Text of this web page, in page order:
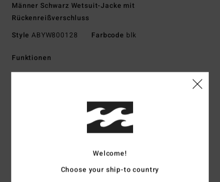
Männer Schwarz Wetsuit-Jacke mit
Rückenreißverschluss
Style ABYW800128 Farbcode blk
Funktionen
recycelten Fasern, kombiniert mit Superlight-Schaumstoff
für ein leichtes und hervorragendes
Wärmerückhaltevermögen
Silikon-Stretch aus 100 % recycelten Fasern, kombiniert
Schaumstoff – die ideale Kombination aus Flexibilität und
Wärmerückhalt innen
Neopren-Schaumtyp:
Teilweise recycelter Superlight
Welcome!
Choose your ship-to country